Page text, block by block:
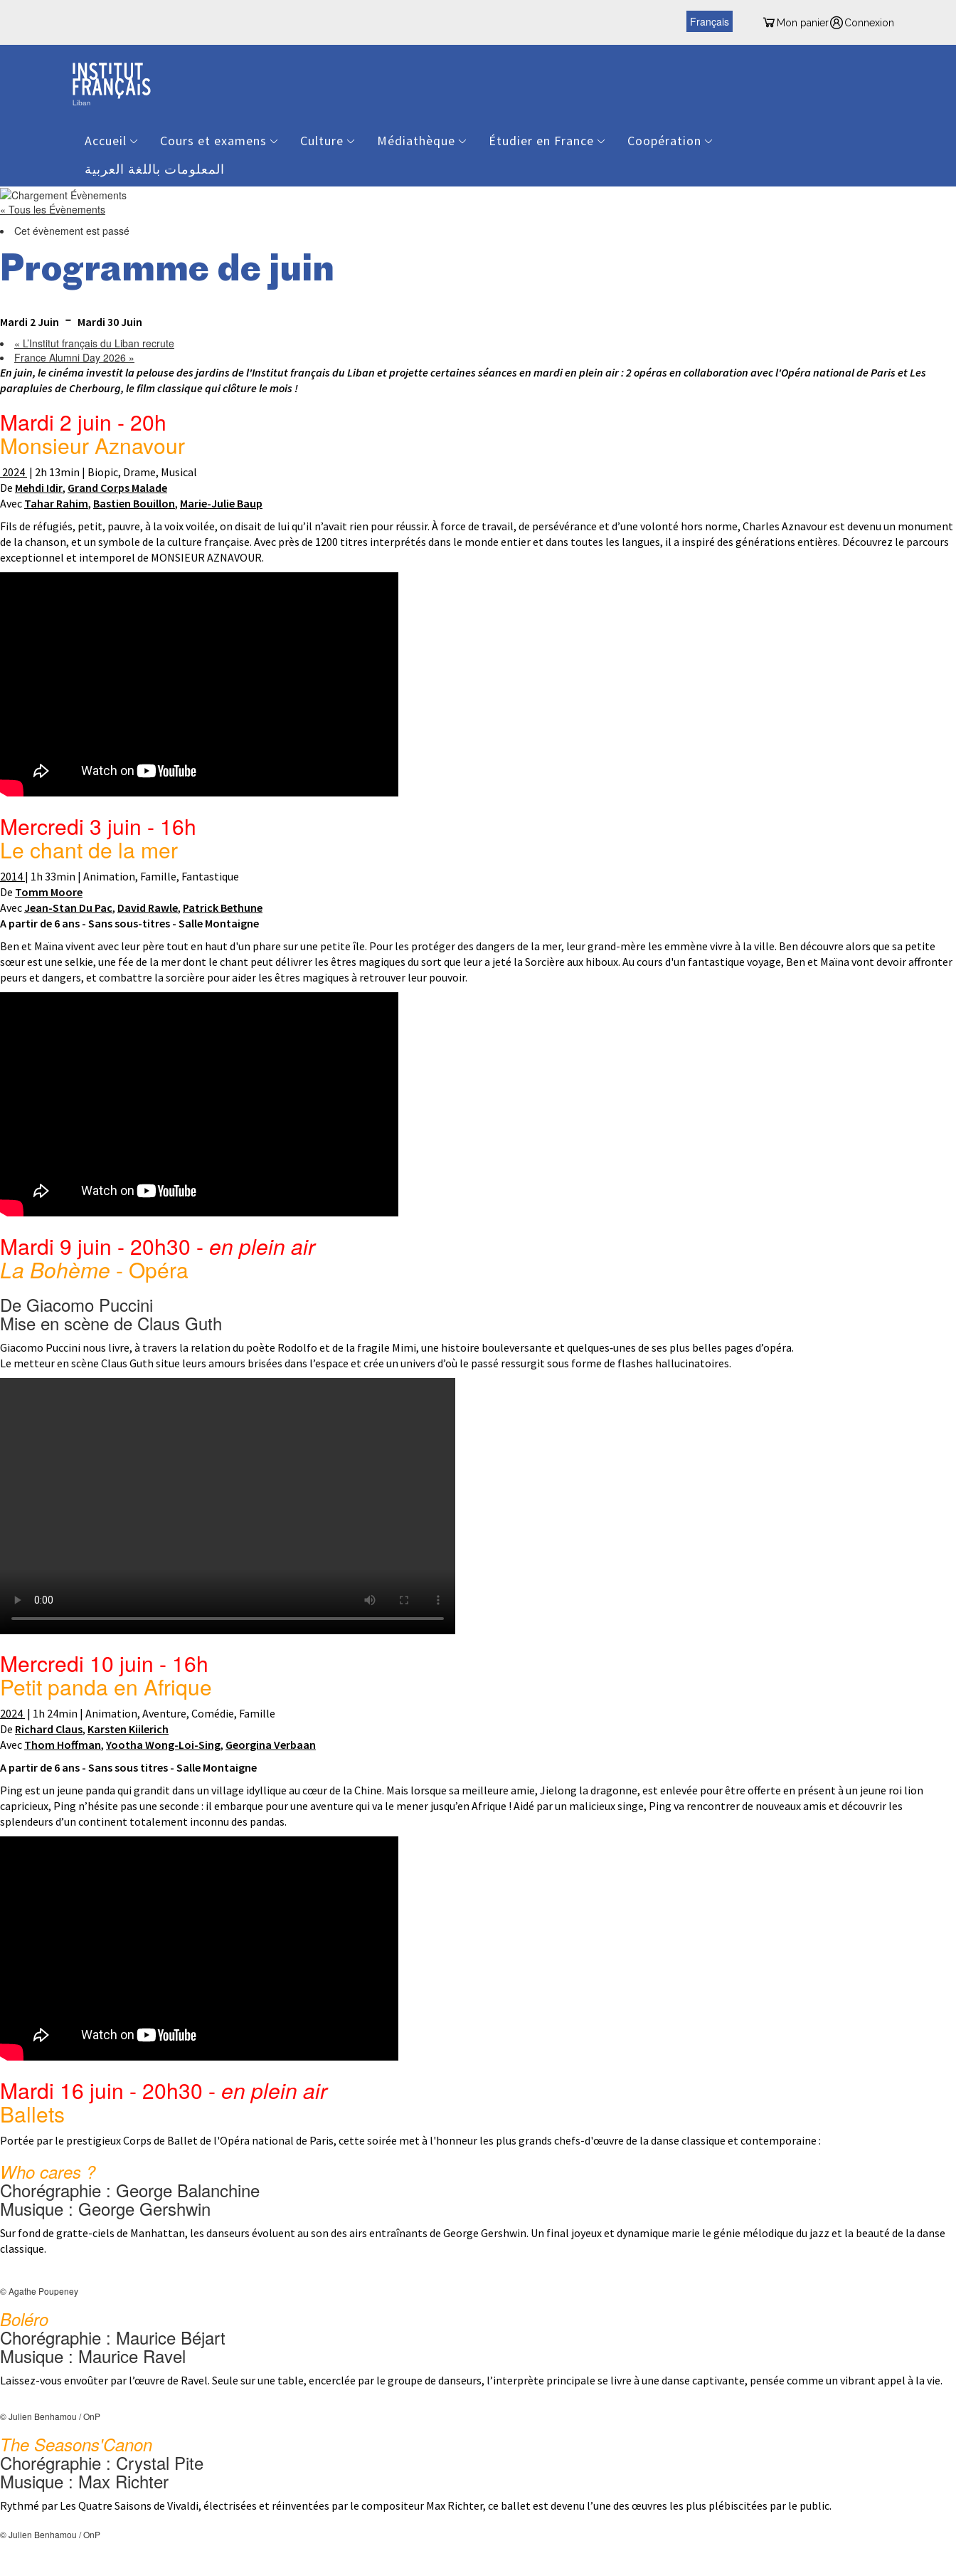
Mon panier Connexion
Français
Accueil Cours et examens Culture Médiathèque Étudier en France
Coopération
المعلومات باللغة العربية
« Tous les Évènements
Cet évènement est passé
Programme de juin
Mardi 2 Juin - Mardi 30 Juin
« L’Institut français du Liban recrute
France Alumni Day 2026 »
En juin, le cinéma investit la pelouse des jardins de l'Institut français du Liban et projette certaines séances en mardi en plein air : 2 opéras en collaboration avec l'Opéra national de Paris et Les
parapluies de Cherbourg, le film classique qui clôture le mois !
Mardi 2 juin - 20h
Monsieur Aznavour
2024 | 2h 13min | Biopic, Drame, Musical
De Mehdi Idir, Grand Corps Malade
Avec Tahar Rahim, Bastien Bouillon, Marie-Julie Baup
Fils de réfugiés, petit, pauvre, à la voix voilée, on disait de lui qu’il n’avait rien pour réussir. À force de travail, de persévérance et d’une volonté hors norme, Charles Aznavour est devenu un monument
de la chanson, et un symbole de la culture française. Avec près de 1200 titres interprétés dans le monde entier et dans toutes les langues, il a inspiré des générations entières. Découvrez le parcours
exceptionnel et intemporel de MONSIEUR AZNAVOUR.
Mercredi 3 juin - 16h
Le chant de la mer
2014 | 1h 33min | Animation, Famille, Fantastique
De Tomm Moore
AvecJean-Stan Du Pac, David Rawle, Patrick Bethune
A partir de 6 ans - Sans sous-titres - Salle Montaigne
Ben et Maïna vivent avec leur père tout en haut d'un phare sur une petite île. Pour les protéger des dangers de la mer, leur grand-mère les emmène vivre à la ville. Ben découvre alors que sa petite
sœur est une selkie, une fée de la mer dont le chant peut délivrer les êtres magiques du sort que leur a jeté la Sorcière aux hiboux. Au cours d'un fantastique voyage, Ben et Maïna vont devoir affronter
peurs et dangers, et combattre la sorcière pour aider les êtres magiques à retrouver leur pouvoir.
Mardi 9 juin - 20h30 - en plein air
La Bohème - Opéra
De Giacomo Puccini
Mise en scène de Claus Guth
Giacomo Puccini nous livre, à travers la relation du poète Rodolfo et de la fragile Mimi, une histoire bouleversante et quelques‑unes de ses plus belles pages d’opéra.
Le metteur en scène Claus Guth situe leurs amours brisées dans l’espace et crée un univers d’où le passé ressurgit sous forme de flashes hallucinatoires.
Mercredi 10 juin - 16h
Petit panda en Afrique
2024 | 1h 24min | Animation, Aventure, Comédie, Famille
De Richard Claus, Karsten Kiilerich
Avec Thom Hoffman, Yootha Wong-Loi-Sing, Georgina Verbaan
A partir de 6 ans - Sans sous titres - Salle Montaigne
Ping est un jeune panda qui grandit dans un village idyllique au cœur de la Chine. Mais lorsque sa meilleure amie, Jielong la dragonne, est enlevée pour être offerte en présent à un jeune roi lion
capricieux, Ping n’hésite pas une seconde : il embarque pour une aventure qui va le mener jusqu’en Afrique ! Aidé par un malicieux singe, Ping va rencontrer de nouveaux amis et découvrir les
splendeurs d’un continent totalement inconnu des pandas.
Mardi 16 juin - 20h30 - en plein air
Ballets
Portée par le prestigieux Corps de Ballet de l'Opéra national de Paris, cette soirée met à l'honneur les plus grands chefs-d'œuvre de la danse classique et contemporaine :
Who cares ?
Chorégraphie : George Balanchine
Musique : George Gershwin
Sur fond de gratte-ciels de Manhattan, les danseurs évoluent au son des airs entraînants de George Gershwin. Un final joyeux et dynamique marie le génie mélodique du jazz et la beauté de la danse
classique.
© Agathe Poupeney
Boléro
Chorégraphie : Maurice Béjart
Musique : Maurice Ravel
Laissez-vous envoûter par l’œuvre de Ravel. Seule sur une table, encerclée par le groupe de danseurs, l’interprète principale se livre à une danse captivante, pensée comme un vibrant appel à la vie.
© Julien Benhamou / OnP
The Seasons'Canon
Chorégraphie : Crystal Pite
Musique : Max Richter
Rythmé par Les Quatre Saisons de Vivaldi, électrisées et réinventées par le compositeur Max Richter, ce ballet est devenu l’une des œuvres les plus plébiscitées par le public.
© Julien Benhamou / OnP